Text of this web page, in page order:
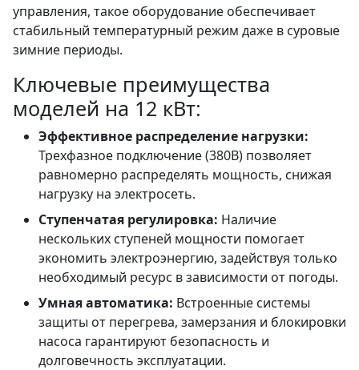
управления, такое оборудование обеспечивает
стабильный температурный режим даже в суровые
зимние периоды.
Ключевые преимущества
моделей на 12 кВт:
Эффективное распределение нагрузки:
Трехфазное подключение (380В) позволяет
равномерно распределять мощность, снижая
нагрузку на электросеть.
Ступенчатая регулировка: Наличие
нескольких ступеней мощности помогает
экономить электроэнергию, задействуя только
необходимый ресурс в зависимости от погоды.
Умная автоматика: Встроенные системы
защиты от перегрева, замерзания и блокировки
насоса гарантируют безопасность и
долговечность эксплуатации.